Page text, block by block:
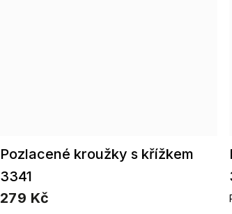
Pozlacené kroužky s křížkem
3341
279 Kč